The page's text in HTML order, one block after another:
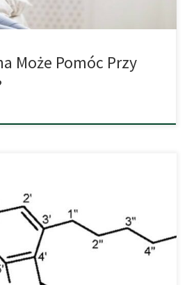
Może Pomóc Przy
Pharmaceuticals badaniu
Południowej poinformował o
Ponadto zebrali oni kilka
kannabinoidów w
skład 14-osobowego zespołu
z agencji rządowych, jak i naukowcy
substancja to cannabielsoxa,